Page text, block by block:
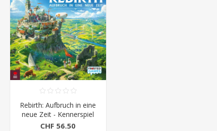
Rebirth: Aufbruch in eine
neue Zeit - Kennerspiel
des Jahres 2026
CHF 56.50